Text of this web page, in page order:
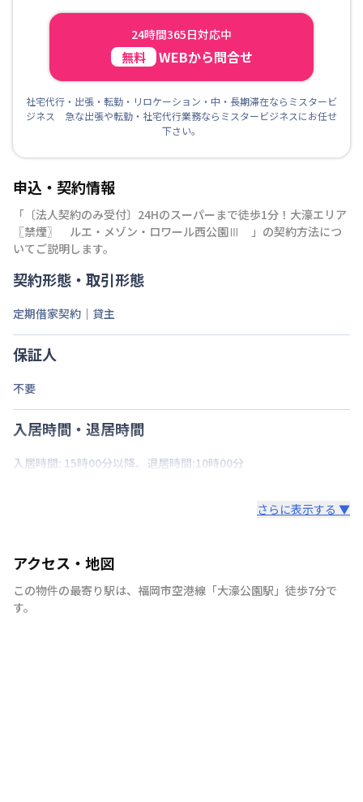
24時間365日対応中
無料 WEBから問合せ
社宅代行・出張・転勤・リロケーション・中・長期滞在ならミスタービ
ジネス 急な出張や転勤・社宅代行業務ならミスタービジネスにお任せ
下さい。
申込・契約情報
「 〔法人契約のみ受付〕️24Hのスーパーまで徒歩1分！️大濠エリア
〖禁煙〗 ルエ・メゾン・ロワール西公園Ⅲ
」の契約方法につ
いてご説明します。
契約形態・取引形態
定期借家契約｜貸主
保証人
不要
入居時間・退居時間
入居時間: 15時00分以降、退居時間:10時00分
さらに表示する ▼
アクセス・地図
この物件の最寄り駅は、 福岡市空港線 「大濠公園駅 」 徒歩7分で
す。